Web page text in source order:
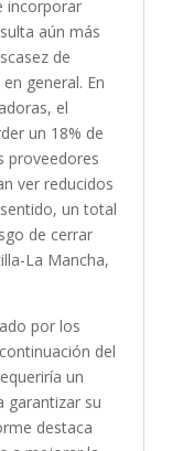
incorporar
aún más
de
general. En
el
un 18% de
proveedores
ver reducidos
un total
de cerrar
La Mancha,
por los
del
un
garantizar su
destaca